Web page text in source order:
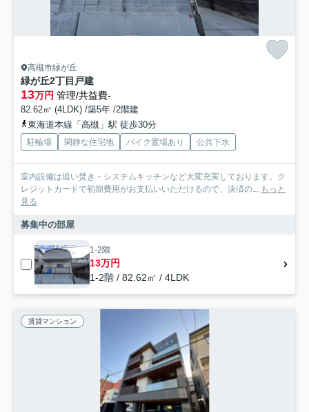
高槻市緑が丘
緑が丘2丁目戸建
13万円 管理/共益費-
82.62㎡ (4LDK) /築5年 /2階建
東海道本線「高槻」駅 徒歩30分
駐輪場 閑静な住宅地 バイク置場あり 公共下水
室内設備は追い焚き・システムキッチンなど大変充実しております。ク
レジットカードで初期費用がお支払いいただけるので、決済の... もっと
見る
募集中の部屋
1-2階
13万円
1-2階 / 82.62㎡ / 4LDK
賃貸マンション